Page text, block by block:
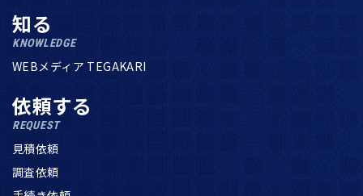
知る
KNOWLEDGE
WEBメディア TEGAKARI
依頼する
REQUEST
見積依頼
調査依頼